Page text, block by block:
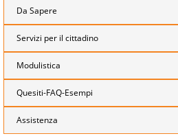
Da Sapere
Servizi per il cittadino
Modulistica
Quesiti-FAQ-Esempi
Assistenza